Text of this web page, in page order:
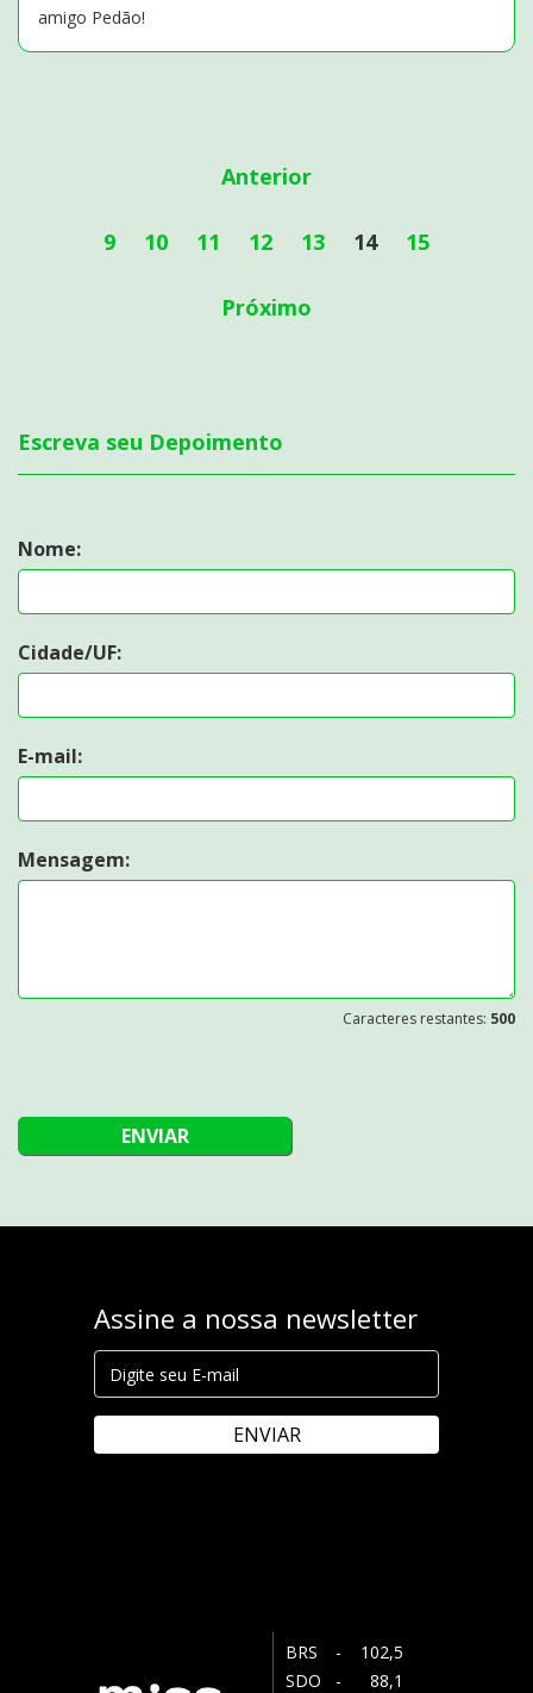
amigo Pedão!
Anterior
9 10 11 12 13 14 15
Próximo
Escreva seu Depoimento
Nome:
Cidade/UF:
E-mail:
Mensagem:
Caracteres restantes: 500
ENVIAR
Assine a nossa newsletter
ENVIAR
BRS
- 102,5
SDO
- 88,1